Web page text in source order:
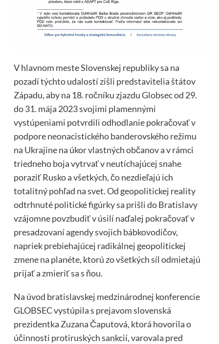
V hlavnom meste Slovenskej republiky sa na
pozadí týchto udalostí zišli predstavitelia štátov
Západu, aby na 18. ročníku zjazdu Globsec od 29.
do 31. mája 2023 svojimi plamennými
vystúpeniami potvrdili odhodlanie pokračovať v
podpore neonacistického banderovského režimu
na Ukrajine na úkor vlastných občanov a v rámci
triedneho boja vytrvať v neutíchajúcej snahe
poraziť Rusko a všetkých, čo nezdieľajú ich
totalitný pohľad na svet. Od geopolitickej reality
odtrhnuté politické figúrky sa prišli do Bratislavy
vzájomne povzbudiť v úsilí naďalej pokračovať v
presadzovaní agendy svojich bábkovodičov,
napriek prebiehajúcej radikálnej geopolitickej
zmene na planéte, ktorú zo všetkých síl odmietajú
prijať a zmieriť sa s ňou.
Na úvod bratislavskej medzinárodnej konferencie
GLOBSEC vystúpila s prejavom slovenská
prezidentka Zuzana Čaputová, ktorá hovorila o
účinnosti protiruských sankcií, varovala pred